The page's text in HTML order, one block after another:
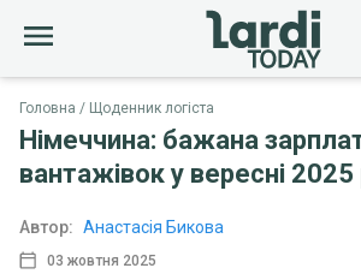
Головна Щоденник логіста
Німеччина: бажана
вантажівок у вересні 2025
03 жовтня 2025
Автор: Анастасія Бикова